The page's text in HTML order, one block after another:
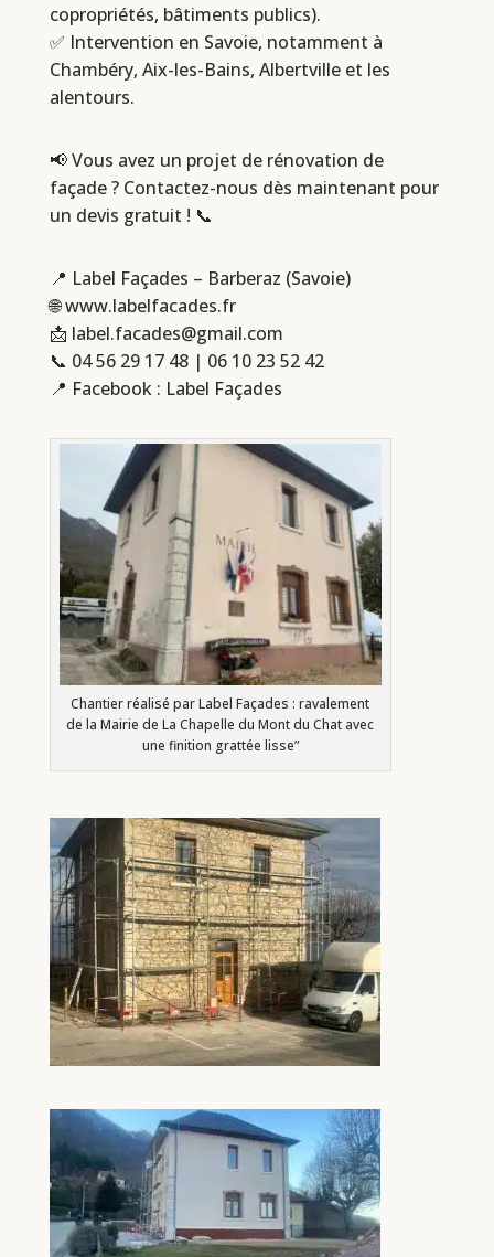
copropriétés, bâtiments publics).
✅ Intervention en Savoie, notamment à
Chambéry, Aix-les-Bains, Albertville et les
alentours.
📢 Vous avez un projet de rénovation de
façade ? Contactez-nous dès maintenant pour
un devis gratuit ! 📞
📍 Label Façades – Barberaz (Savoie)
🌐 www.labelfacades.fr
📩 label.facades@gmail.com
📞 04 56 29 17 48| 06 10 23 52 42
📍 Facebook : Label Façades
Chantier réalisé par Label Façades : ravalement
de la Mairie de La Chapelle du Mont du Chat avec
une finition grattée lisse”